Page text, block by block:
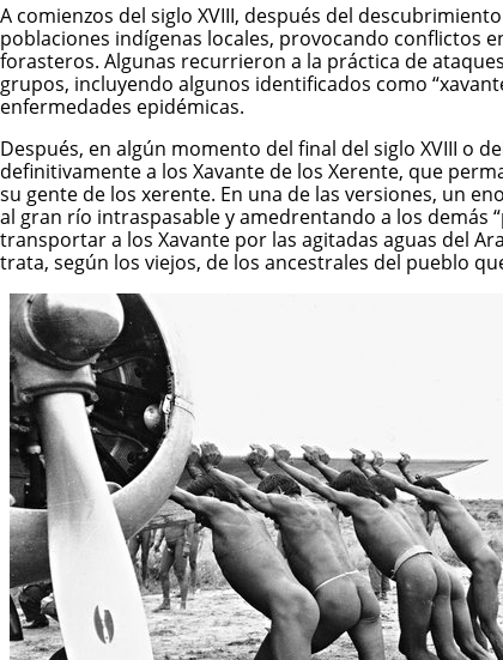
A comienzos del siglo XVIII, después del
poblaciones indígenas locales, provocando conflictos
forasteros. Algunas recurrieron a la práctica de
grupos, incluyendo algunos identificados como
enfermedades epidémicas.
Después, en algún momento del final del siglo XVIII o
definitivamente a los Xavante de los Xerente, que
su gente de los xerente. En una de las versiones, un
al gran río intraspasable y amedrentando a los demás
transportar a los Xavante por las agitadas aguas del
trata, según los viejos, de los ancestrales del pueblo